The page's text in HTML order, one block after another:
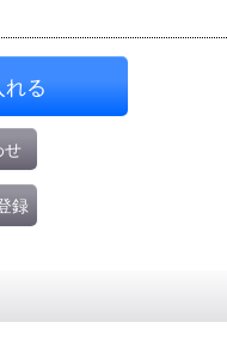
れる
せ
録